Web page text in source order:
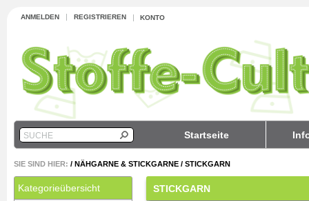
ANMELDEN REGISTRIEREN KONTO
Startseite
SUCHE
SIE SIND HIER: / NÄHGARNE & STICKGARNE / STICKGARN
Kategorieübersicht STICKGARN